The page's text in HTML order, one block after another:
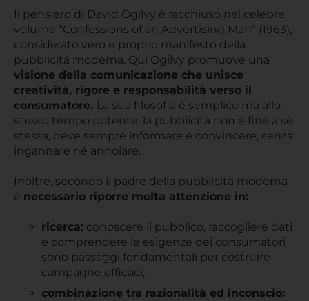
Il pensiero di David Ogilvy è racchiuso nel celebre
volume “Confessions of an Advertising Man” (1963),
considerato vero e proprio manifesto della
pubblicità moderna. Qui Ogilvy promuove una
visione della comunicazione che unisce
creatività, rigore e responsabilità verso il
consumatore. La sua filosofia è semplice ma allo
stesso tempo potente: la pubblicità non è fine a sè
stessa, deve sempre informare e convincere, senza
ingannare né annoiare.
Inoltre, secondo il padre della pubblicità moderna
è necessario riporre molta attenzione in:
ricerca: conoscere il pubblico, raccogliere dati
e comprendere le esigenze dei consumatori
sono passaggi fondamentali per costruire
campagne efficaci;
combinazione tra razionalità ed inconscio: